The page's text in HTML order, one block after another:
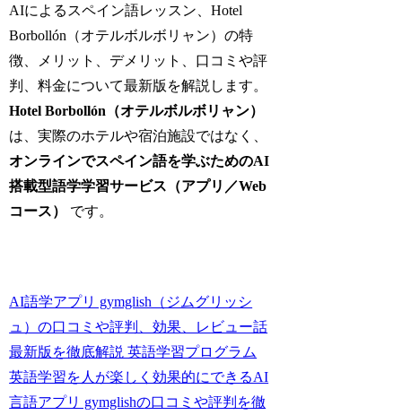
AIによるスペイン語レッスン、Hotel
Borbollón（オテルボルボリャン）の特
徴、メリット、デメリット、口コミや評
判、料金について最新版を解説します。
Hotel Borbollón（オテルボルボリャン）
は、実際のホテルや宿泊施設ではなく、
オンラインでスペイン語を学ぶためのAI
搭載型語学学習サービス（アプリ／Web
コース）
です。
AI語学アプリ gymglish（ジムグリッシ
ュ）の口コミや評判、効果、レビュー話
最新版を徹底解説 英語学習プログラム
英語学習を人が楽しく効果的にできるAI
言語アプリ gymglishの口コミや評判を徹